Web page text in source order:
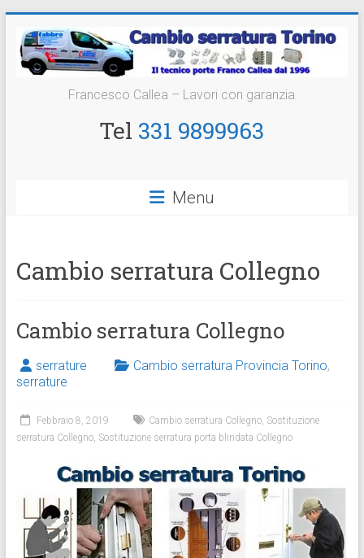
contenuto
Cambio
Serratura
Francesco Callea – Lavori con garanzia
Tel 331 9899963
Menu
Cambio serratura Collegno
Cambio serratura Collegno
serrature Cambio serratura Provincia Torino,
serrature
Febbraio 8, 2019 Cambio serratura Collegno, Sostituzione
serratura Collegno, Sostituzione serratura porta blindata Collegno